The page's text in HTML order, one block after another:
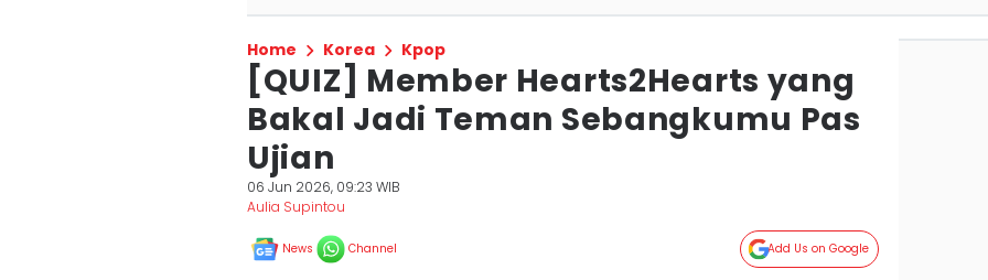
Home Korea Kpop
[QUIZ] Member Hearts2Hearts yang
Bakal Jadi Teman Sebangkumu Pas
Ujian
06 Jun 2026, 09:23 WIB
Aulia Supintou
News Channel Add Us on Google